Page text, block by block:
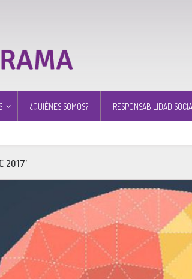
¿QUIÉNES SOMOS? RESPONSABILIDAD
2017’